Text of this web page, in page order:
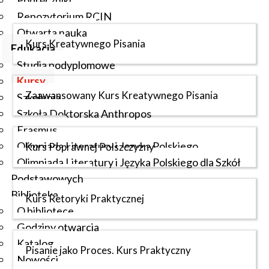
Repozytorium RCIN
Otwarta nauka
Edukacja
Studia podyplomowe
Kursy
Szkolenia
Szkoła Doktorska Anthropos
Erasmus
Olimpiada Literatury i Języka Polskiego
Olimpiada Literatury i Języka Polskiego dla Szkół
Podstawowych
Biblioteka
O bibliotece
Godziny otwarcia
Katalog
Nowości
Kurs Kreatywnego Pisania
Zaawansowany Kurs Kreatywnego Pisania
Kurs Poprawnej Polszczyzny
Kurs Retoryki Praktycznej
Pisanie jako Proces. Kurs Praktyczny